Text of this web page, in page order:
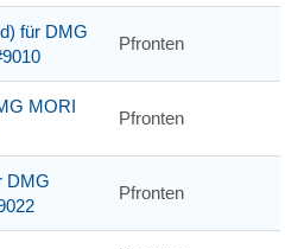
für DMG
Pfronten
MORI
Pfronten
DMG
Pfronten